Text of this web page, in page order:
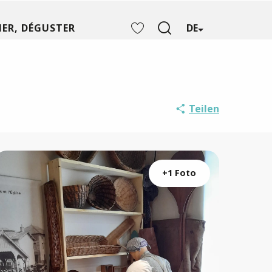
DE
DÉGUSTER
Teilen
+1 Foto